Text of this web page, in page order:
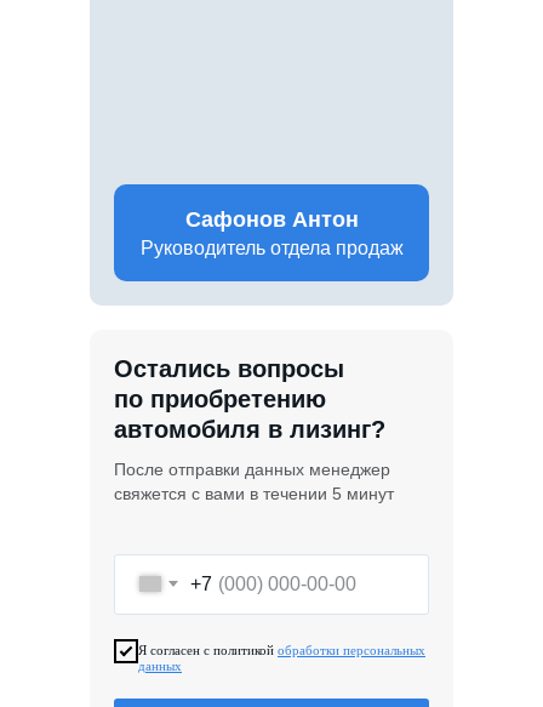
+7
Я согласен с политикой обработки персональных
данных
Остались вопросы
по приобретению
автомобиля в лизинг?
После отправки данных менеджер
свяжется с вами в течении 5 минут
Сафонов Антон
Руководитель отдела продаж